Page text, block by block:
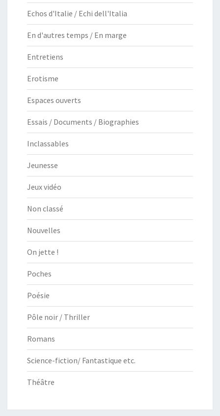
Echos d'Italie / Echi dell'Italia
En d'autres temps / En marge
Entretiens
Erotisme
Espaces ouverts
Essais / Documents / Biographies
Inclassables
Jeunesse
Jeux vidéo
Non classé
Nouvelles
On jette !
Poches
Poésie
Pôle noir / Thriller
Romans
Science-fiction/ Fantastique etc.
Théâtre